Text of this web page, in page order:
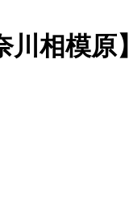
相模原】